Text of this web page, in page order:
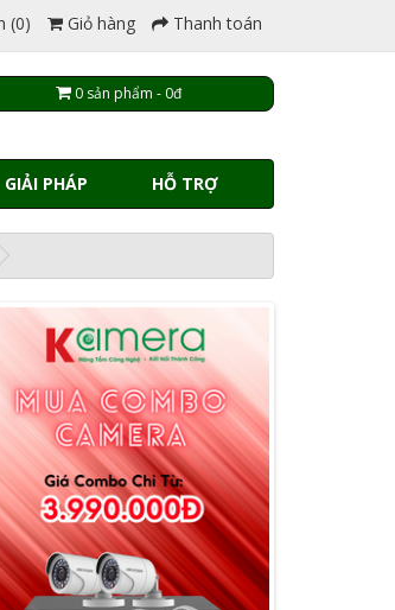
(0) Giỏ hàng Thanh toán
0 sản phẩm - 0đ
GIẢI PHÁP HỖ TRỢ